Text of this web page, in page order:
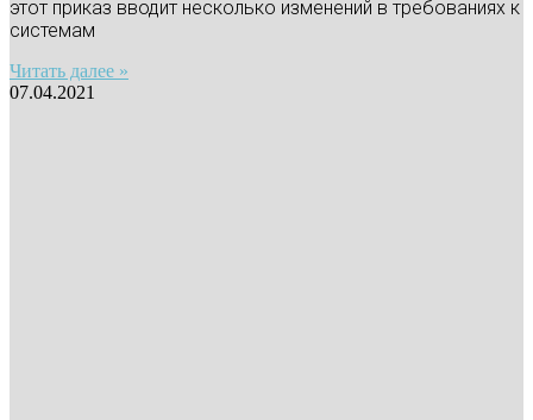
этот приказ вводит несколько изменений в требованиях к
системам
Читать далее »
07.04.2021